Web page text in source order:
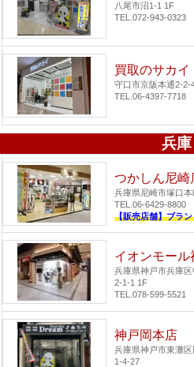
八尾市沼1-1 1F
TEL.072-943-0323
買取のサカ
守口市京阪本通2-2-
TEL.06-4397-7718
兵庫
つかしん尼崎
兵庫県尼崎市塚口
TEL.06-6429-8800
【販売店舗】ブラン
イオンモール
兵庫県神戸市兵庫区
2-1-1 1F
TEL.078-599-5521
神戸岡本店
兵庫県神戸市東灘区
1-4-27